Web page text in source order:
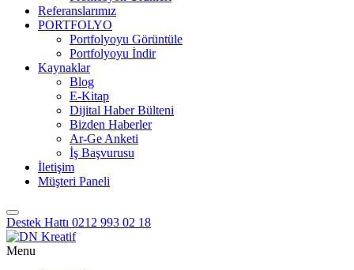
Referanslarımız
PORTFOLYO
Portfolyoyu Görüntüle
Portfolyoyu İndir
Kaynaklar
Blog
E-Kitap
Dijital Haber Bülteni
Bizden Haberler
Ar-Ge Anketi
İş Başvurusu
İletişim
Müşteri Paneli
Destek Hattı 0212 993 02 18
Menu